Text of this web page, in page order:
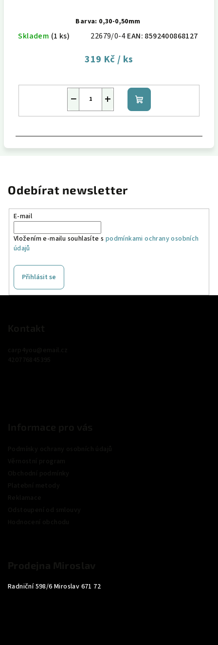
Barva: 0,30-0,50mm
Skladem (1 ks) 22679/0-4EAN: 8592400868127
319 Kč/ ks
+
− Do
košíku
Odebírat newsletter
E-mail
Vložením e-mailu souhlasíte s podmínkami ochrany osobních
údajů
Přihlásit se
Radniční 598/6 Miroslav 671 72